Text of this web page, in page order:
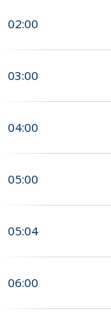
02:00
03:00
04:00
05:00
05:04
06:00